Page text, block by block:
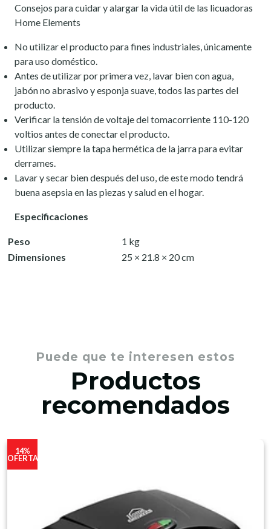
Consejos para cuidar y alargar la vida útil de las licuadoras
Home Elements
No utilizar el producto para fines industriales, únicamente
para uso doméstico.
Antes de utilizar por primera vez, lavar bien con agua,
jabón no abrasivo y esponja suave, todos las partes del
producto.
Verificar la tensión de voltaje del tomacorriente 110-120
voltios antes de conectar el producto.
Utilizar siempre la tapa hermética de la jarra para evitar
derrames.
Lavar y secar bien después del uso, de este modo tendrá
buena asepsia en las piezas y salud en el hogar.
Especificaciones
Peso
1 kg
Dimensiones
25 × 21.8 × 20 cm
Puede que te interesen estos
Productos
recomendados
14%
OFERTA